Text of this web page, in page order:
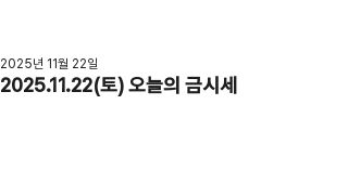
2025.11.22(토) 오늘의 금시세
2025년 11월 22일